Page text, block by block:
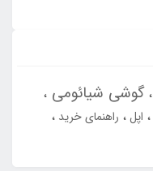
گوشی شیائومی
اپل
راهنمای خرید